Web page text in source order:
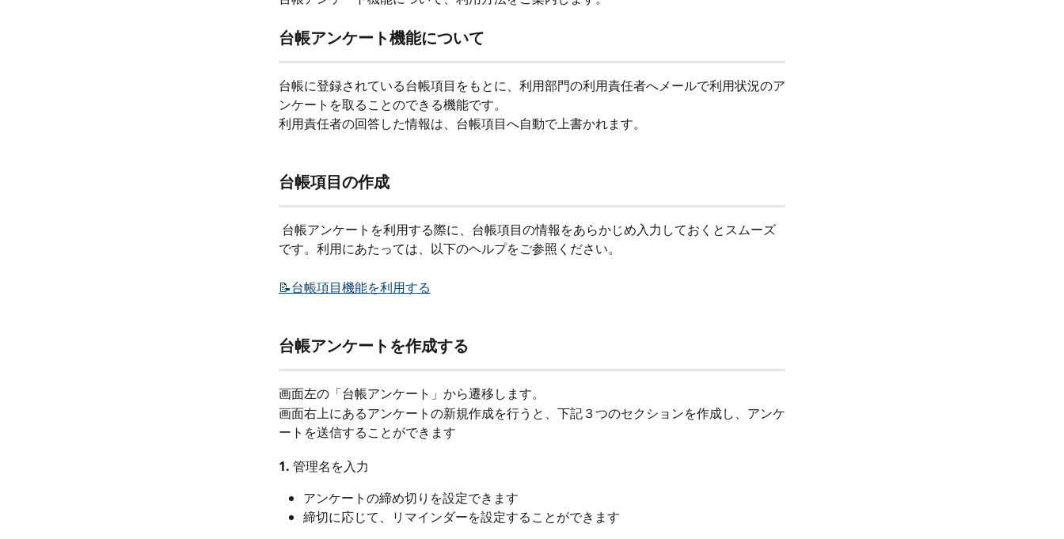
台帳アンケート機能について
台帳に登録されている台帳項目をもとに、利用部門の利用責任者へメールで利用状況のア
ンケートを取ることのできる機能です。
利用責任者の回答した情報は、台帳項目へ自動で上書かれます。
台帳項目の作成
です。利用にあたっては、以下のヘルプをご参照ください。
📝台帳項目機能を利用する
台帳アンケートを作成する
画面左の「台帳アンケート」から遷移します。
画面右上にあるアンケートの新規作成を行うと、下記３つのセクションを作成し、アンケ
ートを送信することができます
1. 管理名を入力
アンケートの締め切りを設定できます
締切に応じて、リマインダーを設定することができます